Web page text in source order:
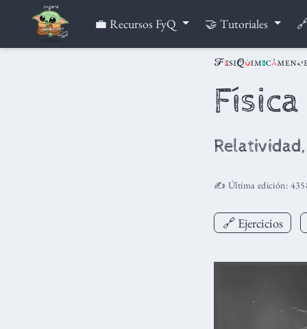
💼 Recursos FyQ 🤝 Tutoriales
✍️ Última edición:
🔗 Ejercicios